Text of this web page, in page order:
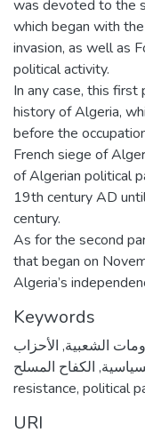
was devoted to the
which began with
invasion, as well as
political activity.
In any case, this
history of Algeria,
before the
French siege of
of Algerian political
19th century AD
century.
As for the second
that began on
Algeria’s
Keywords
الشعبية, الأحزاب
, الكفاح المسلح
resistance, political
URI